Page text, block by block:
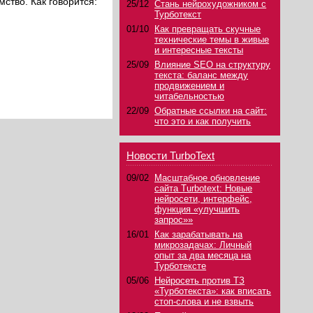
25/12 Стань нейрохудожником с
Турботекст
01/10
Как превращать скучные
технические темы в живые
и интересные тексты
25/09
Влияние SEO на структуру
текста: баланс между
продвижением и
читабельностью
22/09 Обратные ссылки на сайт:
что это и как получить
Новости TurboText
09/02
Масштабное обновление
сайта Turbotext: Новые
нейросети, интерфейс,
функция «улучшить
запрос»»
16/01
Как зарабатывать на
микрозадачах: Личный
опыт за два месяца на
Турботексте
05/06
Нейросеть против ТЗ
«Турботекста»: как вписать
стоп-слова и не взвыть